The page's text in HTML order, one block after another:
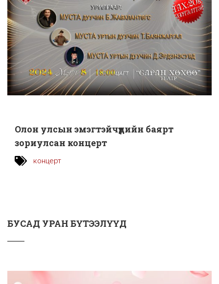
Олон улсын эмэгтэйчүүдийн баярт
зориулсан концерт
концерт
БУСАД УРАН БҮТЭЭЛҮҮД